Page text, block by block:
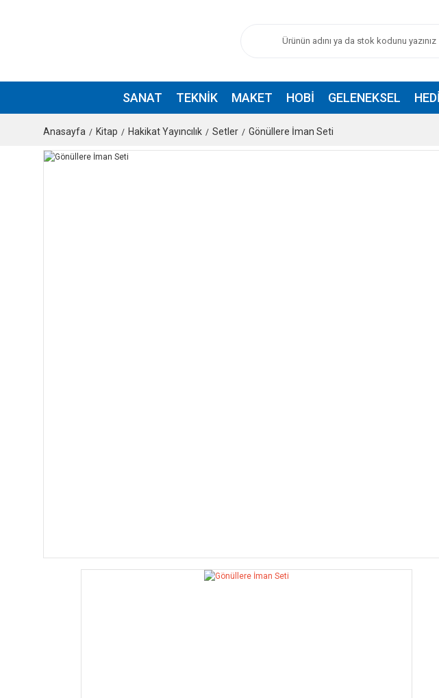
SANAT TEKNIK MAKET HOBI GELENEKSEL
Anasayfa Kitap Hakikat Yayıncılık Setler Gönüllere İman Seti